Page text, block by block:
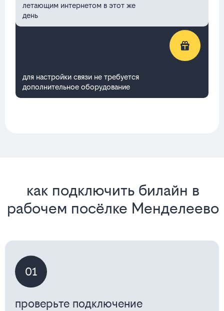
летающим интернетом в этот же
день
для настройки связи не требуется
дополнительное оборудование
как подключить билайн в
рабочем посёлке Менделеево
01
проверьте подключение